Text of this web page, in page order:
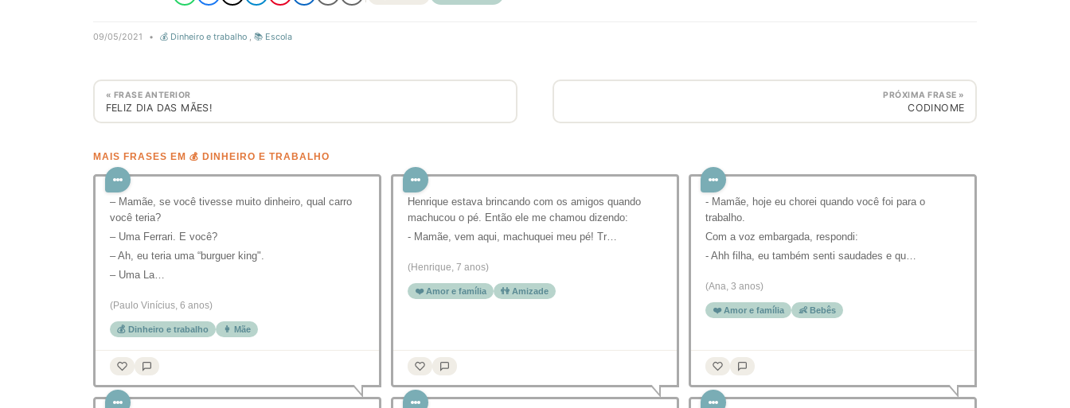
09/05/2021 • 💰 Dinheiro e trabalho , 📚 Escola
« FRASE ANTERIOR
FELIZ DIA DAS MÃES!
PRÓXIMA FRASE »
CODINOME
MAIS FRASES EM 💰 DINHEIRO E TRABALHO
– Mamãe, se você tivesse muito dinheiro, qual carro
você teria?
– Uma Ferrari. E você?
– Ah, eu teria uma “burguer king".
– Uma La…
(Paulo Vinícius, 6 anos)
💰 Dinheiro e trabalho 👩 Mãe
Henrique estava brincando com os amigos quando
machucou o pé. Então ele me chamou dizendo:
- Mamãe, vem aqui, machuquei meu pé! Tr…
(Henrique, 7 anos)
❤️ Amor e família 👫 Amizade
- Mamãe, hoje eu chorei quando você foi para o
trabalho.
Com a voz embargada, respondi:
- Ahh filha, eu também senti saudades e qu…
(Ana, 3 anos)
❤️ Amor e família 👶 Bebês